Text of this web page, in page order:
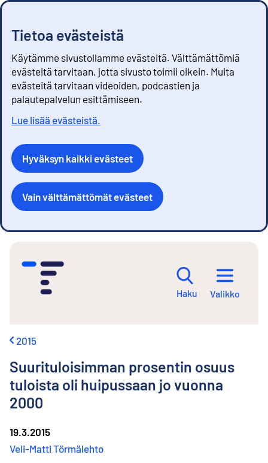
Tietoa evästeistä
Käytämme sivustollamme evästeitä. Välttämättömiä
evästeitä tarvitaan, jotta sivusto toimii oikein. Muita
evästeitä tarvitaan videoiden, podcastien ja
palautepalvelun esittämiseen.
Lue lisää evästeistä.
Hyväksyn kaikki evästeet
Vain välttämättömät evästeet
Haku Valikko
2015
Suurituloisimman prosentin osuus
tuloista oli huipussaan jo vuonna
2000
19.3.2015
Veli-Matti Törmälehto